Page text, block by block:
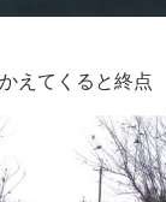
えてくると終点